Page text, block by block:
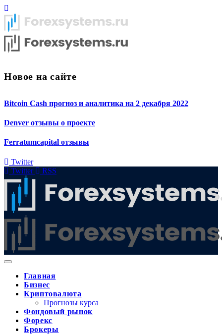
Новое на сайте
Bitcoin Cash прогноз и аналитика на 2 декабря 2022
Denver отзывы о проекте
Ferratumcapital отзывы
Twitter
Twitter
RSS
Главная
Бизнес
Криптовалюта
Прогнозы курса
Фондовый рынок
Форекс
Брокеры